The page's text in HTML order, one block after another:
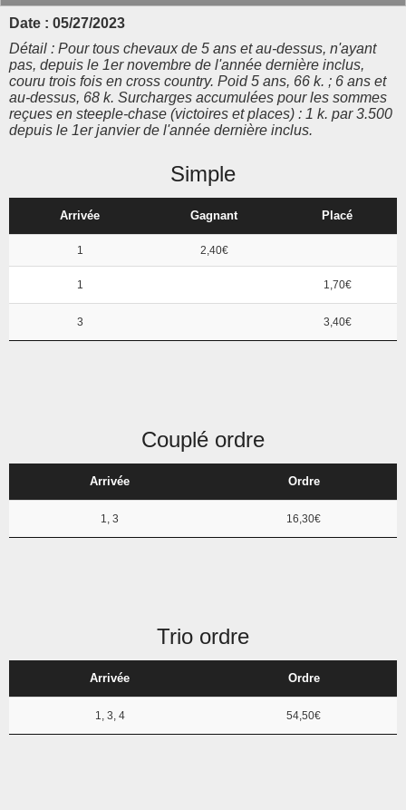
Date : 05/27/2023
Détail : Pour tous chevaux de 5 ans et au-dessus, n'ayant
pas, depuis le 1er novembre de l'année dernière inclus,
couru trois fois en cross country. Poid 5 ans, 66 k. ; 6 ans et
au-dessus, 68 k. Surcharges accumulées pour les sommes
reçues en steeple-chase (victoires et places) : 1 k. par 3.500
depuis le 1er janvier de l'année dernière inclus.
Simple
Arrivée Gagnant Placé
1 2,40€
1 1,70€
3 3,40€
Couplé ordre
Arrivée Ordre
1, 3 16,30€
Trio ordre
Arrivée Ordre
1, 3, 4 54,50€